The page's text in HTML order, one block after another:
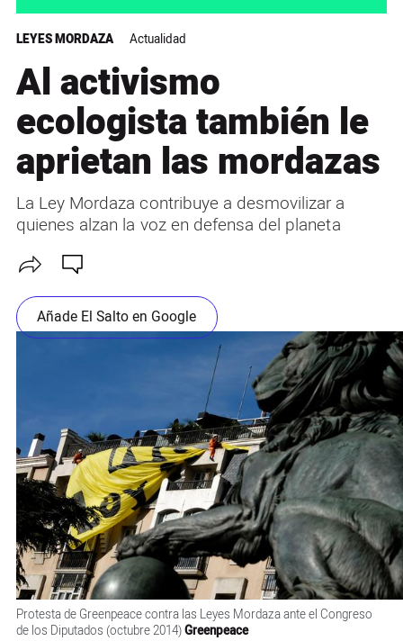
LEYES MORDAZA Actualidad
Al activismo
ecologista también le
aprietan las mordazas
La Ley Mordaza contribuye a desmovilizar a
quienes alzan la voz en defensa del planeta
Añade El Salto en Google
Protesta de Greenpeace contra las Leyes Mordaza ante el Congreso
de los Diputados (octubre 2014)Greenpeace